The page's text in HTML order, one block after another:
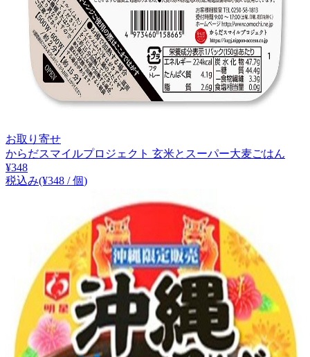
お取り寄せ
からだスマイルプロジェクト 玄米とスーパー大麦ごはん
¥348
税込み(¥348 / 個)